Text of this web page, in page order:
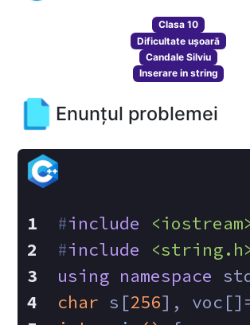
Clasa 10
Dificultate ușoară
Candale Silviu
Inserare in string
Enunțul problemei
#include
#include
using namespace
char s[256],